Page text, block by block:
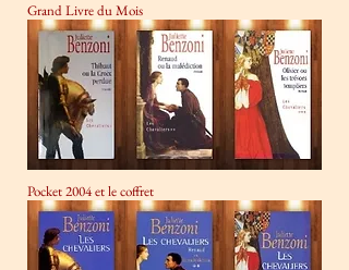
Grand Livre du Mois
Pocket 2004 et le coffret